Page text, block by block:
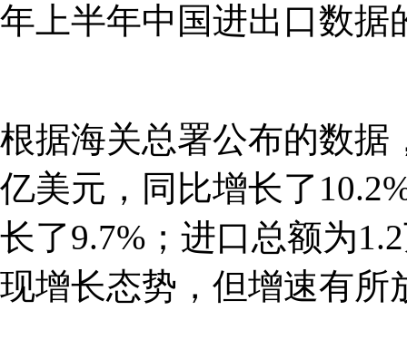
年上半年中国进出口数据
根据海关总署公布的数据
亿美元，同比增长了
长了9.7%；进口总额为
现增长态势，但增速有所